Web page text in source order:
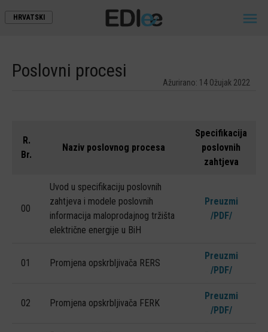
HRVATSKI 
O NAMA
POSLOVNI PROCESI
ŠEME XML PORUKA
IZJAVA O ODGOVORNOSTI
Poslovni procesi
Ažurirano: 14 Ožujak 2022
R.
Br.
Naziv poslovnog procesa
Specifikacija
poslovnih
zahtjeva
00
Uvod u specifikaciju poslovnih
zahtjeva i modele poslovnih
informacija maloprodajnog tržišta
električne energije u BiH
Preuzmi
/PDF/
01 Promjena opskrbljivača RERS
Preuzmi
/PDF/
02 Promjena opskrbljivača FERK
Preuzmi
/PDF/